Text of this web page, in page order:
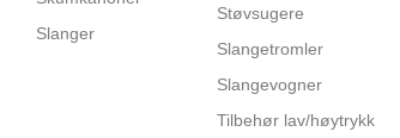
Slanger
Støvsugere
Slangetromler
Slangevogner
Tilbehør lav/høytrykk